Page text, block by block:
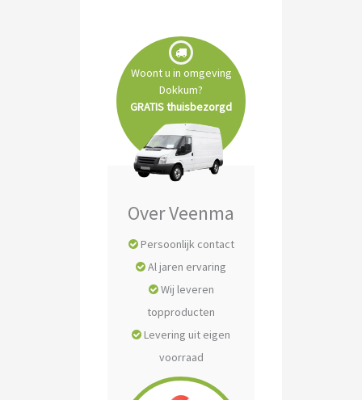
Woont u in omgeving
Dokkum?
GRATIS thuisbezorgd
Over Veenma
Persoonlijk contact
Al jaren ervaring
Wij leveren
topproducten
Levering uit eigen
voorraad